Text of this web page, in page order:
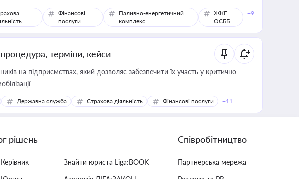
Фінансові
послуги
Паливно-енергетичний
комплекс
ЖКГ,
ОСББ
+9
процедура, терміни, кейси
на підприємствах, який дозволяє забезпечити їх участь у критично
Державна служба Страхова діяльність Фінансові послуги +11
рішень
Знайти юриста Liga:BOOK
Співробітництво
Партнерська мережа